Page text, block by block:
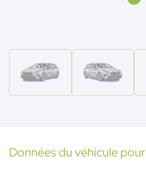
Données du véhicule pour